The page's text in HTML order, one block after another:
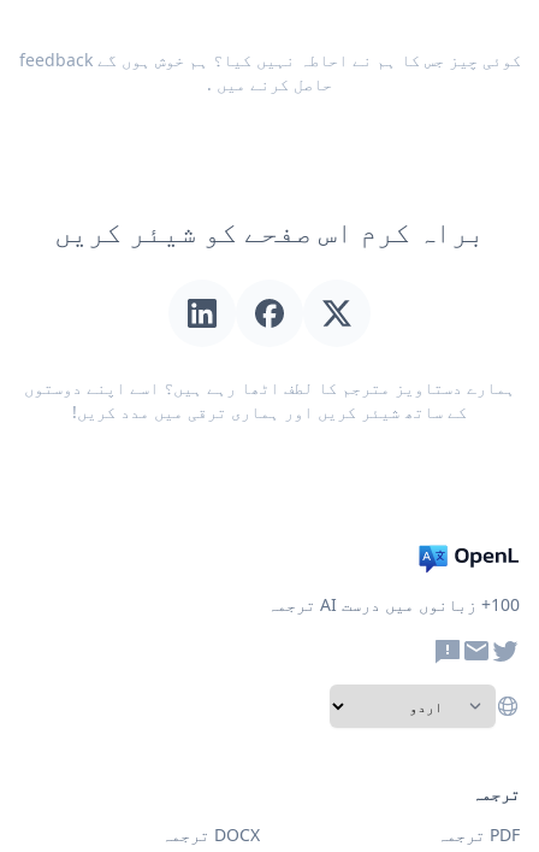
کوئی چیز جس کا ہم نے احاطہ نہیں کیا؟ ہم خوش ہوں گےfeedback
حاصل کرنے میں .
براہ کرم اس صفحے کو شیئر کریں
ہمارے دستاویز مترجم کا لطف اٹھا رہے ہیں؟ اسے اپنے دوستوں
کے ساتھ شیئر کریں اور ہماری ترقی میں مدد کریں!
100+ زبانوں میں درست AI ترجمہ
ترجمہ
PDF ترجمہ
DOCX ترجمہ